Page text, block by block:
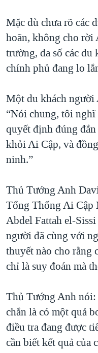
Mặc dù chưa rõ các
hoãn, không cho rời
trường, đa số các du
chính phủ đang lo
Một du khách
“Nói chung, tôi
quyết định đúng
khỏi Ai Cập, và
ninh.”
Thủ Tướng Anh
Tổng Thống Ai Cập
Abdel Fattah el-
người đã cùng với
thuyết nào cho rằng
chỉ là suy đoán mà
Thủ Tướng Anh
chắn là có một quả
điều tra đang được
cần biết kết quả của